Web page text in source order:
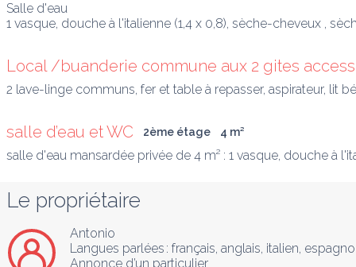
Salle d'eau
1 vasque, douche à l'italienne (1,4 x 0,8), sèche-cheveux ,
Local /buanderie commune aux 2 gites
2 lave-linge communs, fer et table à repasser, aspirateur, lit
salle d’eau et WC 2ème étage 4 m²
salle d'eau mansardée privée de 4 m² : 1 vasque, douche à
Le propriétaire
Antonio
Langues parlées : français, anglais, italien,
Annonce d’un particulier